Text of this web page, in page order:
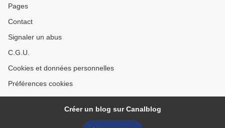
Pages
Contact
Signaler un abus
C.G.U.
Cookies et données personnelles
Préférences cookies
Créer un blog sur Canalblog